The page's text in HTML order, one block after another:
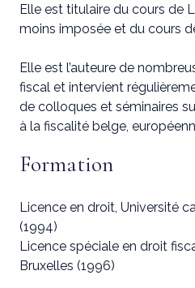
Elle est titulaire du cours de
moins imposée et du cours
Elle est l’auteure de
fiscal et intervient
de colloques et séminaires
à la fiscalité belge,
Formation
Licence en droit, Université
(1994)
Licence spéciale en droit
Bruxelles (1996)